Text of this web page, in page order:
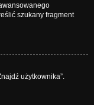
szukany fragment
użytkownika”.